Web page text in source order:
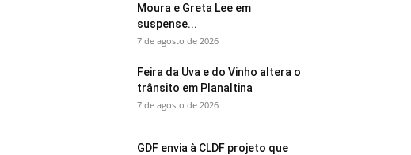
Moura e Greta Lee em
suspense...
7 de agosto de 2026
Feira da Uva e do Vinho altera o
trânsito em Planaltina
7 de agosto de 2026
GDF envia à CLDF projeto que